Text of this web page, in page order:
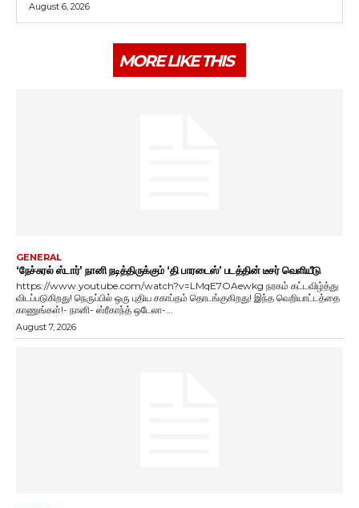
August 6, 2026
MORE LIKE THIS
GENERAL
‘நேச்சுரல் ஸ்டார்’ நானி நடித்திருக்கும் ‘தி பாரடைஸ்’ படத்தின் டீசர் வெளியீடு
https://www.youtube.com/watch?v=LMqE7OAewkg நரகம் கட்டவிழ்த்து
விடப்படுகிறது! நெருப்பில் ஒரு புதிய சகாப்தம் தொடங்குகிறது! இந்த வெறியாட்டத்தை
காணுங்கள்!- நானி- ஸ்ரீகாந்த் ஒடேலா-...
August 7, 2026